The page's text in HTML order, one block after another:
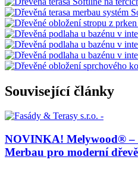
Související články
NOVINKA! Melywood® –
Merbau pro moderní